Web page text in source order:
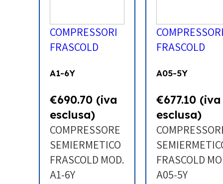
A1-6Y
€690.70 (iva
esclusa)
COMPRESSORE
SEMIERMETICO
FRASCOLD MOD.
A1-6Y
COMPRESSORI
FRASCOLD
A05-5Y
€677.10 (iva
esclusa)
FRASCOLD
A05-5Y
FRASCOLD